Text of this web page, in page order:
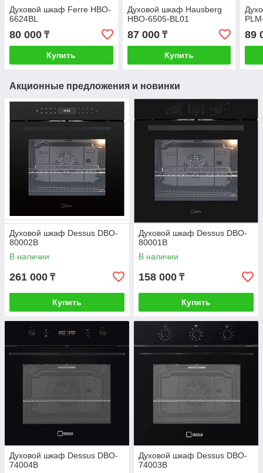
Духовой шкаф Ferre HBO-
6624BL
80 000 ₸
Купить
Духовой шкаф Hausberg
HBO-6505-BL01
87 000₸
Купить
89
Акционные предложения и новинки
Духовой шкаф Dessus DBO-
80002B
В наличии
261 000 ₸
Купить
Духовой шкаф Dessus DBO-
80001B
В наличии
158 000 ₸
Купить
Духовой шкаф Dessus DBO-
74004B
Духовой шкаф Dessus DBO-
74003B